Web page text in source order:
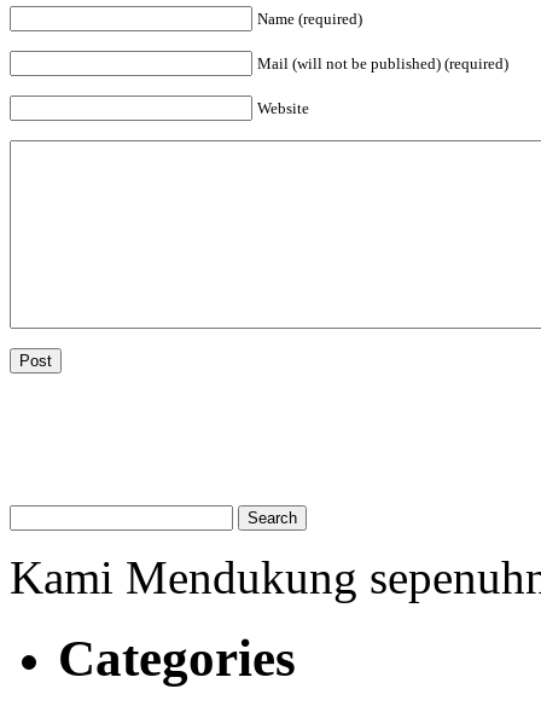
Name (required)
Mail (will not be published) (required)
Website
Kami Mendukung
Categories